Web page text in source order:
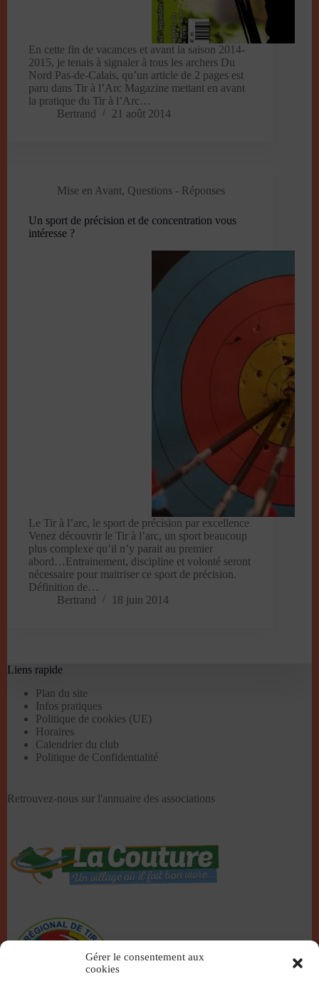
Gérer le consentement aux
cookies
En cette fin de vacances et avant la saison 2014-
2015, je tenais à signaler à tous les archers Du
Nord Pas-de-Calais, qu’un article de 2 pages est
paru dans Tir à l’Arc Magazine mettant en avant
la pratique du Tir à l’Arc…
Bertrand
21 août 2014
Mise en Avant, Questions - Réponses
Un sport de précision et de concentration vous
intéresse ?
Le Tir à l’arc, le sport de précision par excellence
Venez découvrir le Tir à l’arc, un sport beaucoup
plus complexe qu’il n’y parait au premier
abord…Entrainement, discipline et volonté seront
nécessaire pour maitriser ce sport de précision.
Définition de…
Bertrand
18 juin 2014
Liens rapide
Plan du site
Infos pratiques
Politique de cookies (UE)
Horaires
Calendrier du club
Politique de Confidentialité
Retrouvez-nous sur l'annuaire des associations